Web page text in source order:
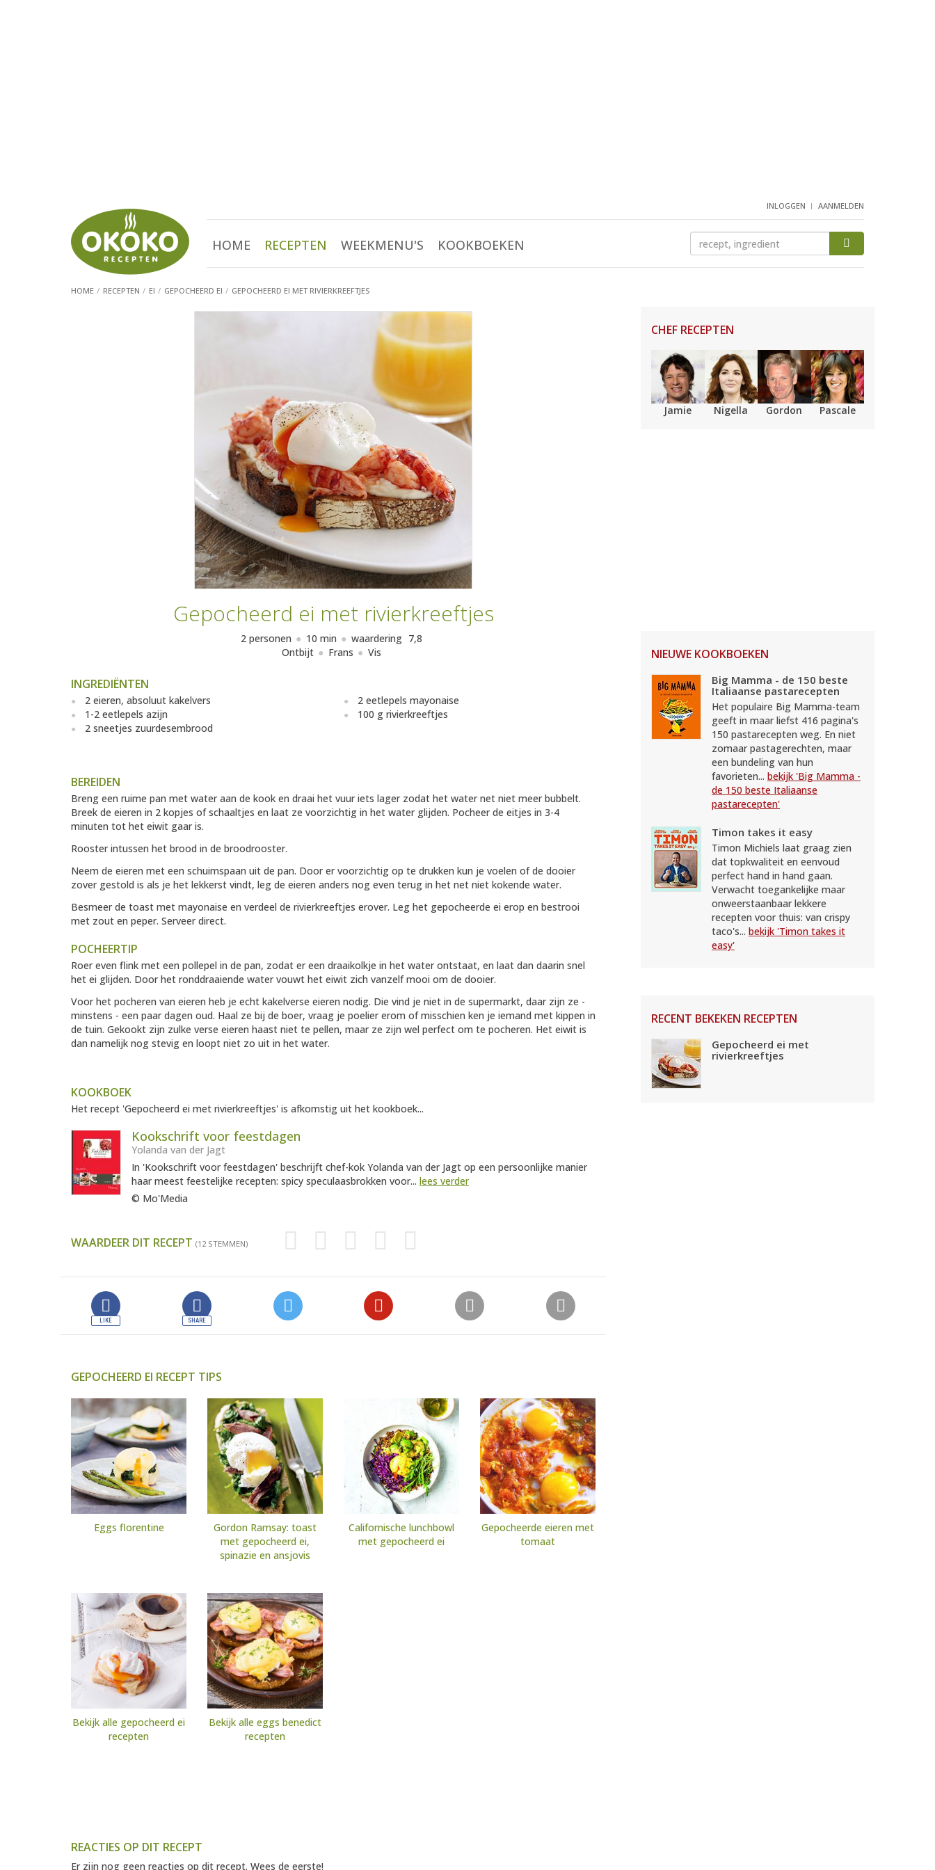
INLOGGEN AANMELDEN
HOME RECEPTEN WEEKMENU'S KOOKBOEKEN
HOME RECEPTEN EI GEPOCHEERD EI GEPOCHEERD EI MET RIVIERKREEFTJES
Gepocheerd ei met rivierkreeftjes
2 personen 10 min waardering 7,8
Ontbijt
Frans Vis
INGREDIËNTEN
2 eieren, absoluut kakelvers
1-2 eetlepels azijn
2 sneetjes zuurdesembrood
2 eetlepels mayonaise
100 g rivierkreeftjes
BEREIDEN
Breng een ruime pan met water aan de kook en draai het vuur iets lager zodat het water net niet meer bubbelt.
Breek de eieren in 2 kopjes of schaaltjes en laat ze voorzichtig in het water glijden. Pocheer de eitjes in 3-4
minuten tot het eiwit gaar is.
Rooster intussen het brood in de broodrooster.
Neem de eieren met een schuimspaan uit de pan. Door er voorzichtig op te drukken kun je voelen of de dooier
zover gestold is als je het lekkerst vindt, leg de eieren anders nog even terug in het net niet kokende water.
Besmeer de toast met mayonaise en verdeel de rivierkreeftjes erover. Leg het gepocheerde ei erop en bestrooi
met zout en peper. Serveer direct.
POCHEERTIP
Roer even flink met een pollepel in de pan, zodat er een draaikolkje in het water ontstaat, en laat dan daarin snel
het ei glijden. Door het ronddraaiende water vouwt het eiwit zich vanzelf mooi om de dooier.
Voor het pocheren van eieren heb je echt kakelverse eieren nodig. Die vind je niet in de supermarkt, daar zijn ze -
minstens - een paar dagen oud. Haal ze bij de boer, vraag je poelier erom of misschien ken je iemand met kippen in
de tuin. Gekookt zijn zulke verse eieren haast niet te pellen, maar ze zijn wel perfect om te pocheren. Het eiwit is
dan namelijk nog stevig en loopt niet zo uit in het water.
KOOKBOEK
Het recept 'Gepocheerd ei met rivierkreeftjes' is afkomstig uit het kookboek...
Kookschrift voor feestdagen
Yolanda van der Jagt
In 'Kookschrift voor feestdagen' beschrijft chef-kok Yolanda van der Jagt op een persoonlijke manier
haar meest feestelijke recepten: spicy speculaasbrokken voor... lees verder
© Mo'Media
WAARDEER DIT RECEPT (12 STEMMEN)
GEPOCHEERD EI RECEPT TIPS
Eggs florentine
Gordon Ramsay: toast
met gepocheerd ei,
spinazie en ansjovis
Californische lunchbowl
met gepocheerd ei
Gepocheerde eieren met
tomaat
Bekijk alle gepocheerd ei
recepten
Bekijk alle eggs benedict
recepten
REACTIES OP DIT RECEPT
Er zijn nog geen reacties op dit recept. Wees de eerste!
CHEF RECEPTEN
Jamie Nigella Gordon Pascale
NIEUWE KOOKBOEKEN
Big Mamma - de 150 beste
Italiaanse pastarecepten
Het populaire Big Mamma-team
geeft in maar liefst 416 pagina's
150 pastarecepten weg. En niet
zomaar pastagerechten, maar
een bundeling van hun
favorieten... bekijk 'Big Mamma -
de 150 beste Italiaanse
pastarecepten'
Timon takes it easy
Timon Michiels laat graag zien
dat topkwaliteit en eenvoud
perfect hand in hand gaan.
Verwacht toegankelijke maar
onweerstaanbaar lekkere
recepten voor thuis: van crispy
taco's... bekijk 'Timon takes it
easy'
RECENT BEKEKEN RECEPTEN
Gepocheerd ei met
rivierkreeftjes